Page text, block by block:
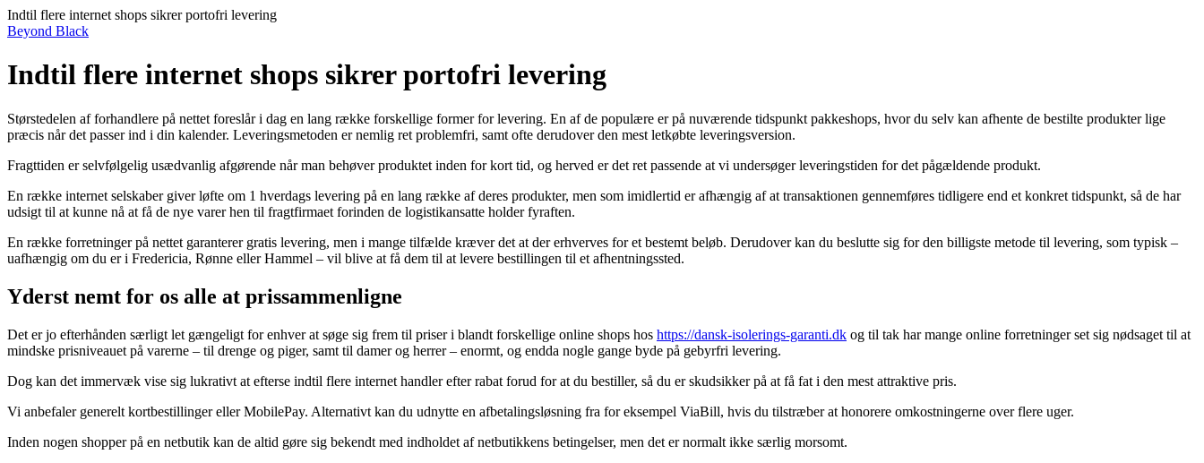
Indtil flere internet shops sikrer portofri levering
Beyond Black
Indtil flere internet shops sikrer portofri levering
Størstedelen af forhandlere på nettet foreslår i dag en lang række forskellige former for levering. En af de populære er på nuværende tidspunkt pakkeshops, hvor du selv kan afhente de bestilte produkter lige
præcis når det passer ind i din kalender. Leveringsmetoden er nemlig ret problemfri, samt ofte derudover den mest letkøbte leveringsversion.
Fragttiden er selvfølgelig usædvanlig afgørende når man behøver produktet inden for kort tid, og herved er det ret passende at vi undersøger leveringstiden for det pågældende produkt.
En række internet selskaber giver løfte om 1 hverdags levering på en lang række af deres produkter, men som imidlertid er afhængig af at transaktionen gennemføres tidligere end et konkret tidspunkt, så de har
udsigt til at kunne nå at få de nye varer hen til fragtfirmaet forinden de logistikansatte holder fyraften.
En række forretninger på nettet garanterer gratis levering, men i mange tilfælde kræver det at der erhverves for et bestemt beløb. Derudover kan du beslutte sig for den billigste metode til levering, som typisk –
uafhængig om du er i Fredericia, Rønne eller Hammel – vil blive at få dem til at levere bestillingen til et afhentningssted.
Yderst nemt for os alle at prissammenligne
Det er jo efterhånden særligt let gængeligt for enhver at søge sig frem til priser i blandt forskellige online shops hos https://dansk-isolerings-garanti.dk og til tak har mange online forretninger set sig nødsaget til at
mindske prisniveauet på varerne – til drenge og piger, samt til damer og herrer – enormt, og endda nogle gange byde på gebyrfri levering.
Dog kan det immervæk vise sig lukrativt at efterse indtil flere internet handler efter rabat forud for at du bestiller, så du er skudsikker på at få fat i den mest attraktive pris.
Vi anbefaler generelt kortbestillinger eller MobilePay. Alternativt kan du udnytte en afbetalingsløsning fra for eksempel ViaBill, hvis du tilstræber at honorere omkostningerne over flere uger.
Inden nogen shopper på en netbutik kan de altid gøre sig bekendt med indholdet af netbutikkens betingelser, men det er normalt ikke særlig morsomt.